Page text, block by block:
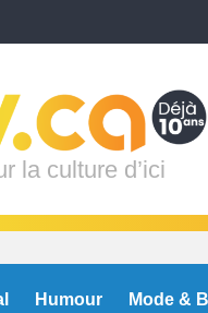
la culture d’ici
Humour Mode &